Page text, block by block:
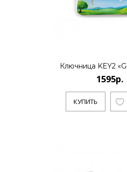
..
1595р.
Ключница KEY2
1595р.
КУПИТЬ